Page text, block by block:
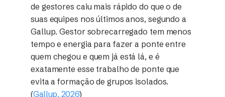
de gestores caiu mais rápido do que o de
suas equipes nos últimos anos, segundo a
Gallup. Gestor sobrecarregado tem menos
tempo e energia para fazer a ponte entre
quem chegou e quem já está lá, e é
exatamente esse trabalho de ponte que
evita a formação de grupos isolados.
(Gallup, 2026)